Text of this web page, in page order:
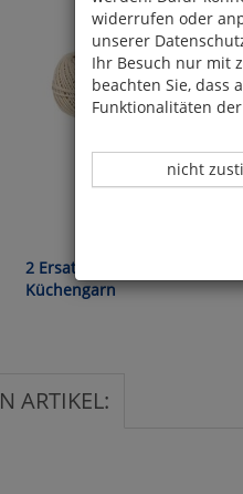
2 Ersatzrollen
Küchengarn
ARTIKEL:
widerrufen oder
unserer
Ihr Besuch nur mit
beachten Sie, dass
Funktionalitäten
nicht
Cookies ablehnen,